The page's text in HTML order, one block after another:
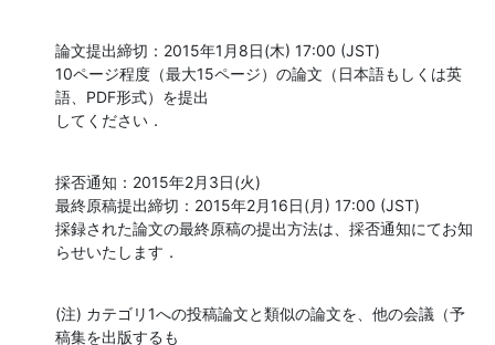
論文提出締切：2015年1月8日(木) 17:00 (JST)
10ページ程度（最大15ページ）の論文（日本語もしくは英
語、PDF形式）を提出
してください．
採否通知：2015年2月3日(火)
最終原稿提出締切：2015年2月16日(月) 17:00 (JST)
採録された論文の最終原稿の提出方法は、採否通知にてお知
らせいたします．
(注) カテゴリ1への投稿論文と類似の論文を、他の会議（予
稿集を出版するも